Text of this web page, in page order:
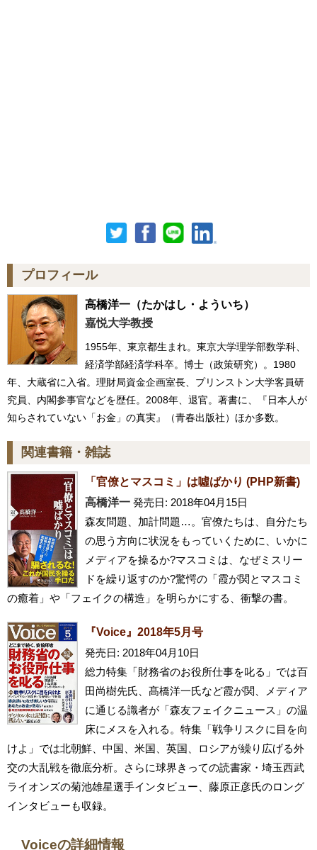
プロフィール
高橋洋一 （たかはし・よういち）
嘉悦大学教授
1955年、東京都生まれ。東京大学理学部数学科、
経済学部経済学科卒。博士（政策研究）。1980
年、大蔵省に入省。理財局資金企画室長、プリンストン大学客員研
究員、内閣参事官などを歴任。2008年、退官。著書に、『日本人が
知らされていない「お金」の真実』（青春出版社）ほか多数。
関連書籍・雑誌
「官僚とマスコミ」は噓ばかり (PHP新書)
高橋洋一 発売日: 2018年04月15日
森友問題、加計問題…。官僚たちは、自分たち
の思う方向に状況をもっていくために、いかに
メディアを操るか?マスコミは、なぜミスリー
ドを繰り返すのか?驚愕の「霞が関とマスコミ
の癒着」や「フェイクの構造」を明らかにする、衝撃の書。
『Voice』2018年5月号
発売日: 2018年04月10日
総力特集「財務省のお役所仕事を叱る」では百
田尚樹先氏、髙橋洋一氏など霞が関、メディア
に通じる識者が「森友フェイクニュース」の温
床にメスを入れる。特集「戦争リスクに目を向
けよ」では北朝鮮、中国、米国、英国、ロシアが繰り広げる外
交の大乱戦を徹底分析。さらに球界きっての読書家・埼玉西武
ライオンズの菊池雄星選手インタビュー、藤原正彦氏のロング
インタビューも収録。
Voiceの詳細情報